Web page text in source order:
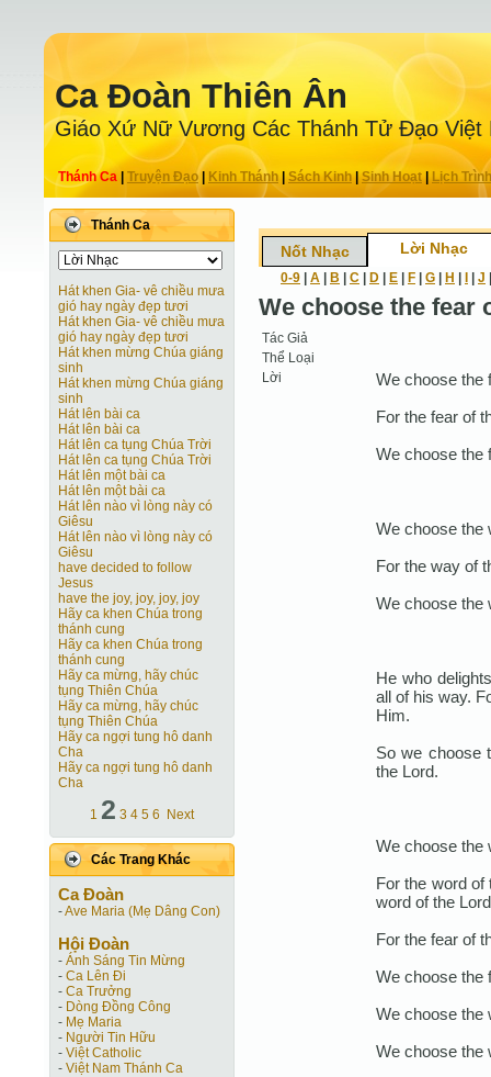
Ca Ðoàn Thiên Ân
Giáo Xứ Nữ Vương Các Thánh Tử Ðạo Việt
Thánh Ca Truyện Ðạo| Kinh Thánh Sách Kinh|Sinh Hoạt| Lịch Trình
Thánh Ca
Hát khen Gia- vê chiều mưa
gió hay ngày đẹp tươi
Hát khen Gia- vê chiều mưa
gió hay ngày đẹp tươi
Hát khen mừng Chúa giáng
sinh
Hát khen mừng Chúa giáng
sinh
Hát lên bài ca
Hát lên bài ca
Hát lên ca tụng Chúa Trời
Hát lên ca tụng Chúa Trời
Hát lên một bài ca
Hát lên một bài ca
Hát lên nào vì lòng này có
Giêsu
Hát lên nào vì lòng này có
Giêsu
have decided to follow
Jesus
have the joy, joy, joy, joy
Hãy ca khen Chúa trong
thánh cung
Hãy ca khen Chúa trong
thánh cung
Hãy ca mừng, hãy chúc
tụng Thiên Chúa
Hãy ca mừng, hãy chúc
tụng Thiên Chúa
Hãy ca ngợi tung hô danh
Cha
Hãy ca ngợi tung hô danh
Cha
1 2 3 4 5 6 Next
Các Trang Khác
Ca Ðoàn
-Ave Maria (Mẹ Dâng Con)
Hội Ðoàn
- Ánh Sáng Tin Mừng
- Ca Lên Đi
- Ca Trưởng
- Dòng Đồng Công
- Mẹ Maria
- Người Tin Hữu
- Việt Catholic
- Việt Nam Thánh Ca
Nốt Nhạc Lời Nhạc
0-9 A B C D E F G H J
We choose the fear
Tác Giả
Thể Loại
Lời
We choose the
For the fear of
We choose the
We choose the
For the way of
We choose the
He who
all of his way.
Him.
So we choose
the Lord.
We choose the
For the word of
word of the
For the fear of
We choose the
We choose the
We choose the